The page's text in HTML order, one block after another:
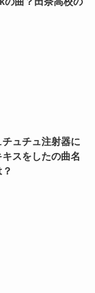
ュチュ注射器に
スをしたの曲名